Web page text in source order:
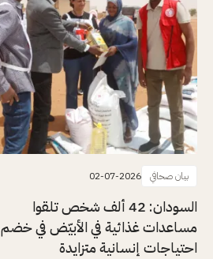
بيان صحافي 02-07-2026
السودان: 42 ألف شخص تلقوا
مساعدات غذائية في الأبيّض في خضم
احتياجات إنسانية متزايدة